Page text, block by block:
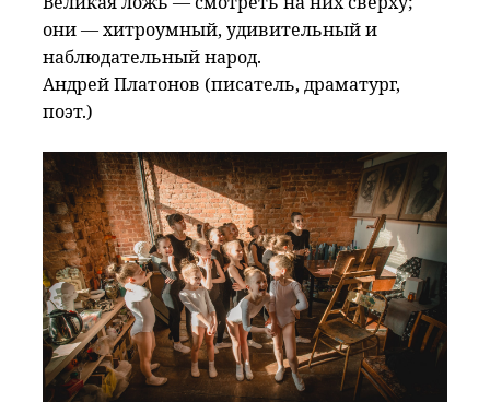
они — хитроумный, удивительный и
наблюдательный народ.
Андрей Платонов (писатель, драматург,
поэт.)